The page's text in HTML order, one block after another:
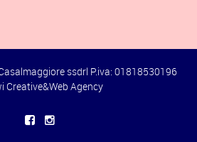
ssdrl P.iva: 01818530196
Creative&Web Agency